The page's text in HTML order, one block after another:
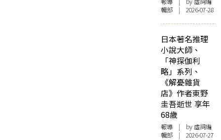
輯部 | 2026-07-28
日本著名推理
小說大師、
「神探伽利
略」系列、
《解憂雜貨
店》作者東野
圭吾逝世 享年
68歲
報導 | by 虛詞編
輯部 | 2026-07-27